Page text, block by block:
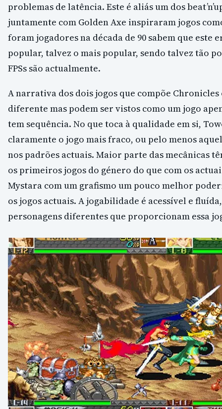
problemas de latência. Este é aliás um dos
juntamente com Golden Axe inspiraram jogos
foram jogadores na década de 90 sabem que este
popular, talvez o mais popular, sendo talvez tão
FPSs são actualmente.
A narrativa dos dois jogos que compõe
diferente mas podem ser vistos como um jogo
tem sequência. No que toca à qualidade em si,
claramente o jogo mais fraco, ou pelo menos
nos padrões actuais. Maior parte das mecânicas
os primeiros jogos do género do que com os
Mystara com um grafismo um pouco melhor
os jogos actuais. A jogabilidade é acessível e
personagens diferentes que proporcionam essa